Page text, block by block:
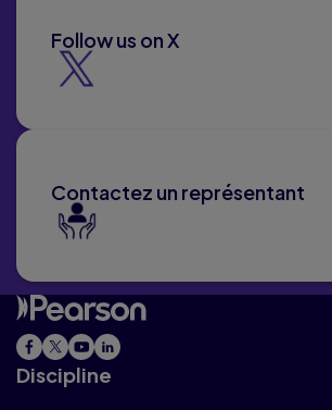
Follow us on X
Contactez un représentant
Discipline